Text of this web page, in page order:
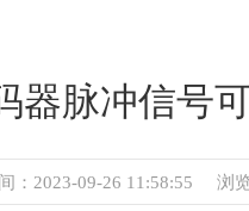
器脉冲信号
：2023-09-26 11:58:55 浏